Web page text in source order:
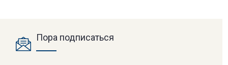
Пора подписаться